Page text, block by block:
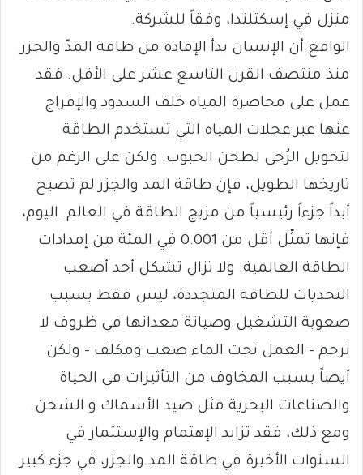
منزل في إسكتلندا، وفقاً للشركة.
الواقع أن الإنسان بدأ الإفادة من طاقة المدّ والجزر
منذ منتصف القرن التاسع عشر على الأقل. فقد
عمل على محاصرة المياه خلف السدود والإفراج
عنها عبر عجلات المياه التي تستخدم الطاقة
لتحويل الرُحى لطحن الحبوب. ولكن على الرغم من
تاريخها الطويل، فإن طاقة المد والجزر لم تصبح
أبداً جزءاً رئيسياً من مزيج الطاقة في العالم. اليوم،
فإنها تمثّل أقل من 0.001 في المئة من إمدادات
الطاقة العالمية. ولا تزال تشكل أحد أصعب
التحديات للطاقة المتجددة، ليس فقط بسبب
صعوبة التشغيل وصيانة معداتها في ظروف لا
ترحم – العمل تحت الماء صعب ومكلف – ولكن
أيضاً بسبب المخاوف من التأثيرات في الحياة
والصناعات البحرية مثل صيد الأسماك و الشحن.
ومع ذلك، فقد تزايد الإهتمام والإستثمار في
السنوات الأخيرة في طاقة المد والجزر، في جزء كبير